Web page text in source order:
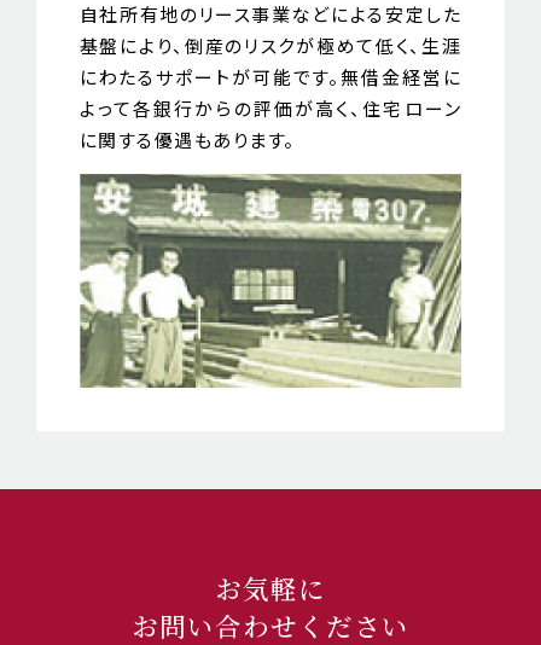
自社所有地のリース事業などによる安定した
基盤により、倒産のリスクが極めて低く、生涯
にわたるサポートが可能です。無借金経営に
よって各銀行からの評価が高く、住宅ローン
に関する優遇もあります。
お気軽に
お問い合わせください